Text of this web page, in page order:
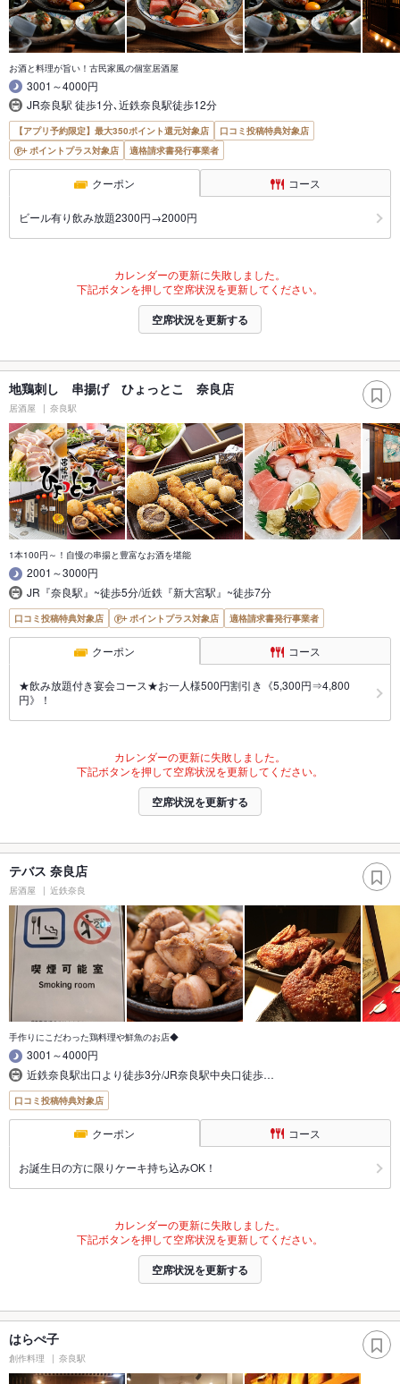
お酒と料理が旨い！古民家風の個室居酒屋
3001～4000円
JR奈良駅 徒歩1分､近鉄奈良駅徒歩12分
【アプリ予約限定】最大350ポイント還元対象店
口コミ投稿特典対象店
ポイントプラス対象店
適格請求書発行事業者
クーポン コース
ビール有り飲み放題2300円→2000円
カレンダーの更新に失敗しました。
下記ボタンを押して空席状況を更新してください。
空席状況を更新する
地鶏刺し 串揚げ ひょっとこ 奈良店
居酒屋 奈良駅
1本100円～！自慢の串揚と豊富なお酒を堪能
2001～3000円
JR『奈良駅』~徒歩5分/近鉄『新大宮駅』~徒歩7分
口コミ投稿特典対象店 ポイントプラス対象店 適格請求書発行事業者
クーポン コース
★飲み放題付き宴会コース★お一人様500円割引き《5,300円⇒4,800
円》！
カレンダーの更新に失敗しました。
下記ボタンを押して空席状況を更新してください。
空席状況を更新する
テバス 奈良店
居酒屋 近鉄奈良
手作りにこだわった鶏料理や鮮魚のお店◆
3001～4000円
近鉄奈良駅出口より徒歩3分/JR奈良駅中央口徒歩…
口コミ投稿特典対象店
クーポン コース
お誕生日の方に限りケーキ持ち込みOK！
カレンダーの更新に失敗しました。
下記ボタンを押して空席状況を更新してください。
空席状況を更新する
はらぺ子
創作料理 奈良駅